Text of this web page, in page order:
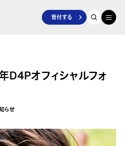
寄付する
D4Pオフィシャルフォ
らせ